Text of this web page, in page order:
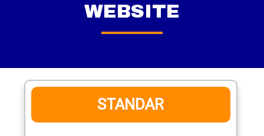
WEBSITE
STANDAR